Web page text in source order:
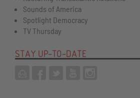
Sounds of America
Spotlight Democracy
TV Thursday
STAY UP-TO-DATE